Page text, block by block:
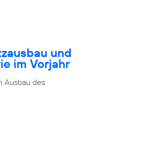
und
im Vorjahr
Ausbau des